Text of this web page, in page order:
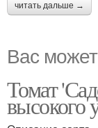
читать дальше →
Вас
Томат
высокого